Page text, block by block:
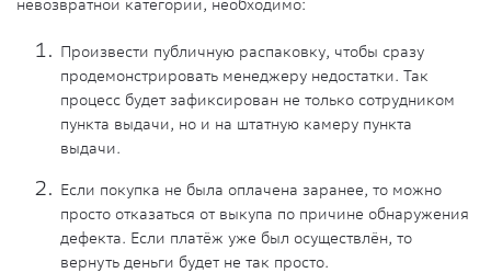
невозвратной категории, необходимо:
Произвести публичную распаковку, чтобы сразу
продемонстрировать менеджеру недостатки. Так
процесс будет зафиксирован не только сотрудником
пункта выдачи, но и на штатную камеру пункта
выдачи.
Если покупка не была оплачена заранее, то можно
просто отказаться от выкупа по причине обнаружения
дефекта. Если платёж уже был осуществлён, то
вернуть деньги будет не так просто.